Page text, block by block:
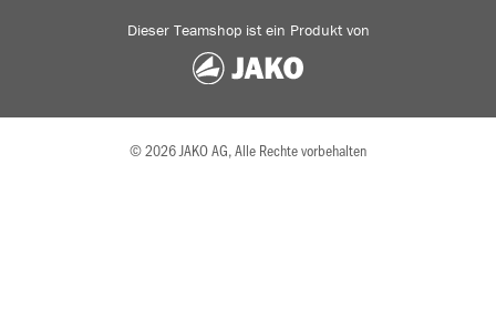
Dieser Teamshop ist ein Produkt von
© 2026 JAKO AG, Alle Rechte vorbehalten